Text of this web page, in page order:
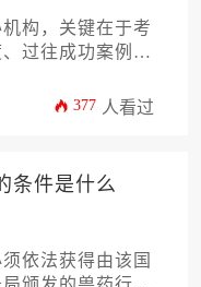
构，关键在于考
过往成功案例的
能清晰解读流
377 人看过
条件是什么
依法获得由该国